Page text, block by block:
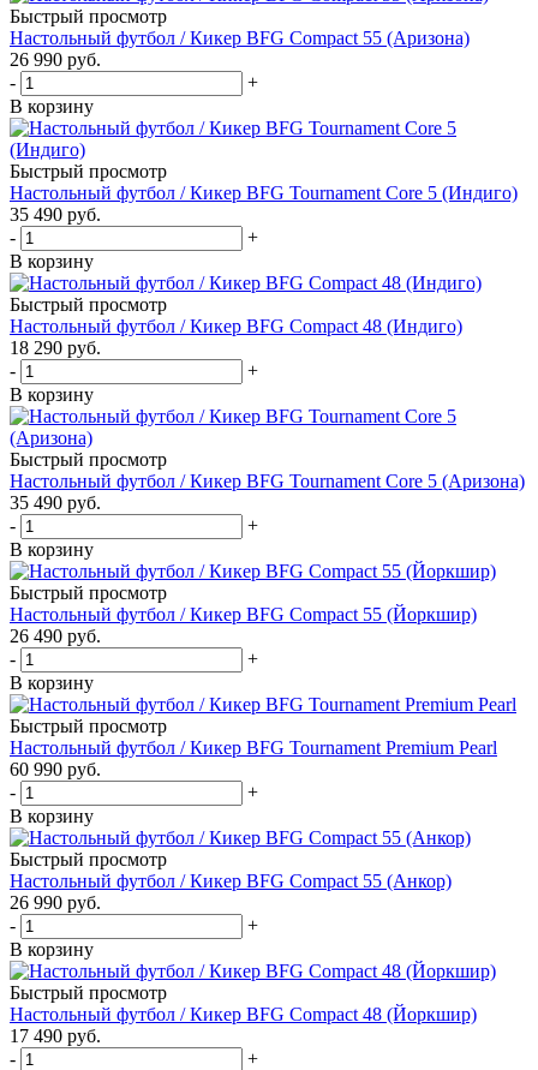
Быстрый просмотр
Настольный футбол / Кикер BFG Compact 55 (Аризона)
26 990 руб.
-
+
В корзину
Быстрый просмотр
Настольный футбол / Кикер BFG Tournament Core 5 (Индиго)
35 490 руб.
-
+
В корзину
Быстрый просмотр
Настольный футбол / Кикер BFG Compact 48 (Индиго)
18 290 руб.
-
+
В корзину
Быстрый просмотр
Настольный футбол / Кикер BFG Tournament Core 5 (Аризона)
35 490 руб.
-
+
В корзину
Быстрый просмотр
Настольный футбол / Кикер BFG Compact 55 (Йоркшир)
26 490 руб.
-
+
В корзину
Быстрый просмотр
Настольный футбол / Кикер BFG Tournament Premium Pearl
60 990 руб.
-
+
В корзину
Быстрый просмотр
Настольный футбол / Кикер BFG Compact 55 (Анкор)
26 990 руб.
-
+
В корзину
Быстрый просмотр
Настольный футбол / Кикер BFG Compact 48 (Йоркшир)
17 490 руб.
-
+